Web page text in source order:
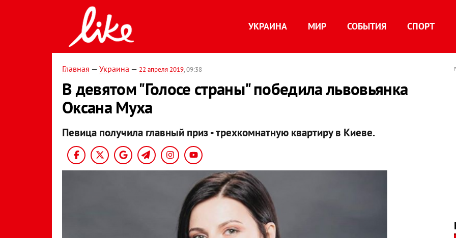
УКРАИНА МИР СОБЫТИЯ СПОРТ
Главная — Украина — 22 апреля 2019, 09:38
В девятом "Голосе страны" победила львовьянка
Оксана Муха
Певица получила главный приз - трехкомнатную квартиру в Киеве.